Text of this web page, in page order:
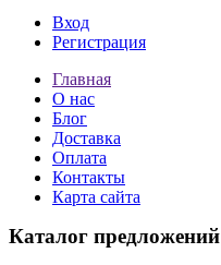
Вход
Регистрация
Главная
О нас
Блог
Доставка
Оплата
Контакты
Карта сайта
Каталог предложений